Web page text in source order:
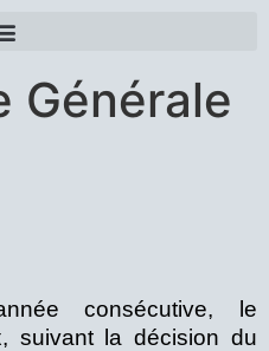
Générale
consécutive, le
suivant la décision du